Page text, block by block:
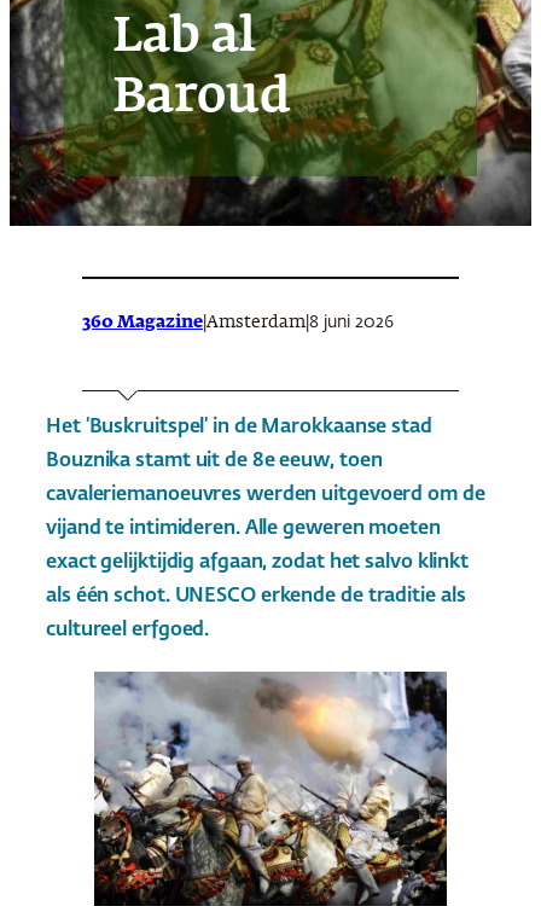
Lab al
Baroud
360 Magazine Amsterdam 8 juni 2026
Het ‘Buskruitspel’ in de Marokkaanse stad
Bouznika stamt uit de 8e eeuw, toen
cavaleriemanoeuvres werden uitgevoerd om de
vijand te intimideren. Alle geweren moeten
exact gelijktijdig afgaan, zodat het salvo klinkt
als één schot. UNESCO erkende de traditie als
cultureel erfgoed.